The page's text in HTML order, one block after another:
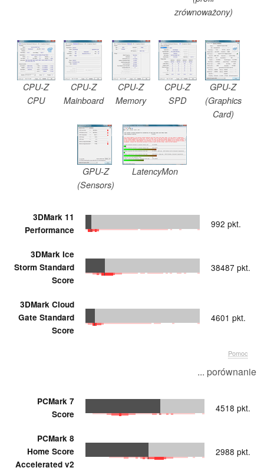
zrównoważony)
CPU-Z
CPU
CPU-Z
Mainboard
CPU-Z
Memory
CPU-Z
SPD
GPU-Z
(Graphics
Card)
GPU-Z
(Sensors)
LatencyMon
3DMark 11
Performance
992 pkt.
3DMark Ice
Storm Standard
Score
38487 pkt.
3DMark Cloud
Gate Standard
Score
4601 pkt.
Pomoc
... porównanie
PCMark 7
Score
4518 pkt.
PCMark 8
Home Score
Accelerated v2
2988 pkt.